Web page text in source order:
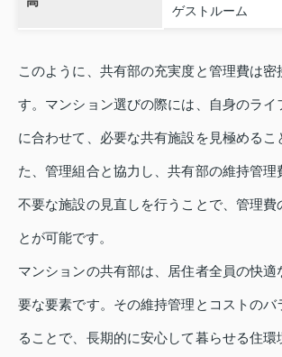
ゲストルーム
このように、共有部の充実度と管理費は密
す。マンション選びの際には、自身のライ
に合わせて、必要な共有施設を見極めるこ
た、管理組合と協力し、共有部の維持管理
不要な施設の見直しを行うことで、管理費
とが可能です。
マンションの共有部は、居住者全員の快適
要な要素です。その維持管理とコストのバ
ることで、長期的に安心して暮らせる住環